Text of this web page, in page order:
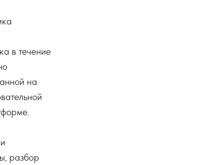
в течение
на
разбор